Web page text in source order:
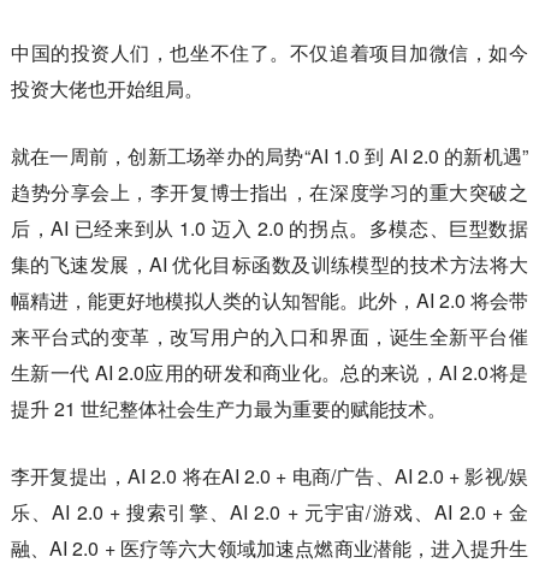
中国的投资人们，也坐不住了。不仅追着项目加微信，如今
投资大佬也开始组局。
就在一周前，创新工场举办的局势“AI 1.0 到 AI 2.0 的新机遇”
趋势分享会上，李开复博士指出，在深度学习的重大突破之
后，AI 已经来到从 1.0 迈入 2.0 的拐点。多模态、巨型数据
集的飞速发展，AI 优化目标函数及训练模型的技术方法将大
幅精进，能更好地模拟人类的认知智能。此外，AI 2.0 将会带
来平台式的变革，改写用户的入口和界面，诞生全新平台催
生新一代 AI 2.0应用的研发和商业化。总的来说，AI 2.0将是
提升 21 世纪整体社会生产力最为重要的赋能技术。
李开复提出，AI 2.0 将在AI 2.0 + 电商/广告、AI 2.0 + 影视/娱
乐、AI 2.0 + 搜索引擎、AI 2.0 + 元宇宙/游戏、AI 2.0 + 金
融、AI 2.0 + 医疗等六大领域加速点燃商业潜能，进入提升生